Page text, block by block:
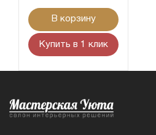
В корзину
Купить в 1 клик